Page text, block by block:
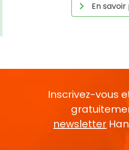
En savoir
Inscrivez-vous
newsletter